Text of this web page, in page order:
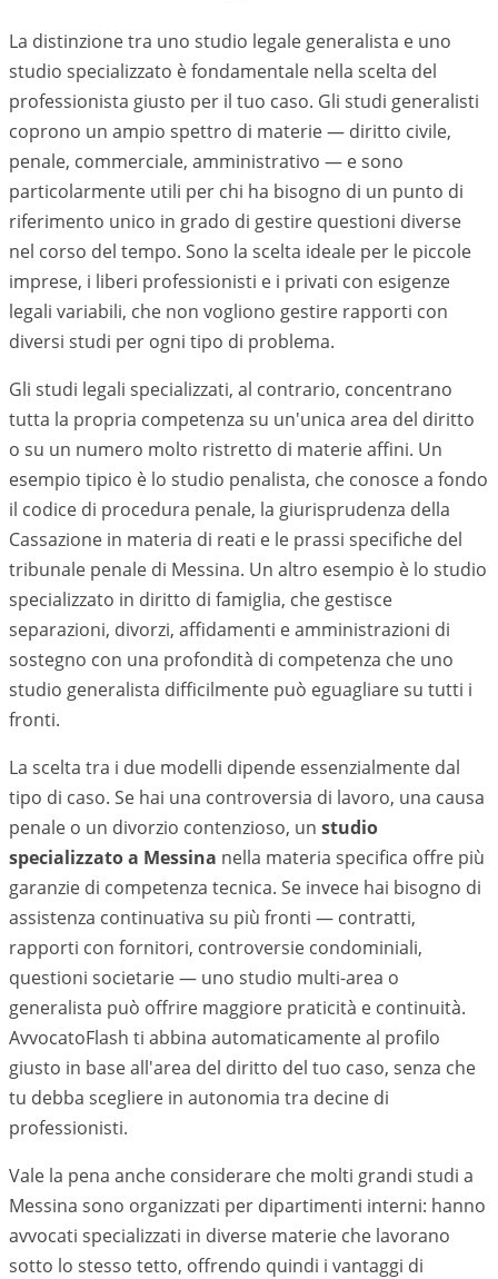
La distinzione tra uno studio legale generalista e uno
studio specializzato è fondamentale nella scelta del
professionista giusto per il tuo caso. Gli studi generalisti
coprono un ampio spettro di materie — diritto civile,
penale, commerciale, amministrativo — e sono
particolarmente utili per chi ha bisogno di un punto di
riferimento unico in grado di gestire questioni diverse
nel corso del tempo. Sono la scelta ideale per le piccole
imprese, i liberi professionisti e i privati con esigenze
legali variabili, che non vogliono gestire rapporti con
diversi studi per ogni tipo di problema.
Gli studi legali specializzati, al contrario, concentrano
tutta la propria competenza su un'unica area del diritto
o su un numero molto ristretto di materie affini. Un
esempio tipico è lo studio penalista, che conosce a fondo
il codice di procedura penale, la giurisprudenza della
Cassazione in materia di reati e le prassi specifiche del
tribunale penale di Messina. Un altro esempio è lo studio
specializzato in diritto di famiglia, che gestisce
separazioni, divorzi, affidamenti e amministrazioni di
sostegno con una profondità di competenza che uno
studio generalista difficilmente può eguagliare su tutti i
fronti.
La scelta tra i due modelli dipende essenzialmente dal
tipo di caso. Se hai una controversia di lavoro, una causa
penale o un divorzio contenzioso, un studio
specializzato a Messina nella materia specifica offre più
garanzie di competenza tecnica. Se invece hai bisogno di
assistenza continuativa su più fronti — contratti,
rapporti con fornitori, controversie condominiali,
questioni societarie — uno studio multi-area o
generalista può offrire maggiore praticità e continuità.
AvvocatoFlash ti abbina automaticamente al profilo
giusto in base all'area del diritto del tuo caso, senza che
tu debba scegliere in autonomia tra decine di
professionisti.
Vale la pena anche considerare che molti grandi studi a
Messina sono organizzati per dipartimenti interni: hanno
avvocati specializzati in diverse materie che lavorano
sotto lo stesso tetto, offrendo quindi i vantaggi di